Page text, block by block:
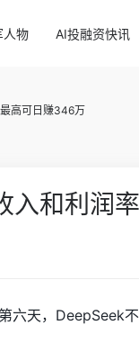
人物 AI投融资快讯
高可日赚346万
入和利润
六天，DeepSeek